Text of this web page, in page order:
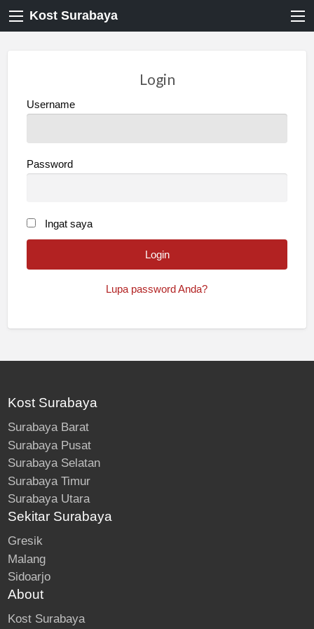
Kost Surabaya
Login
Username
Password
Ingat saya
Lupa password Anda?
Kost Surabaya
Surabaya Barat
Surabaya Pusat
Surabaya Selatan
Surabaya Timur
Surabaya Utara
Sekitar Surabaya
Gresik
Malang
Sidoarjo
About
Kost Surabaya